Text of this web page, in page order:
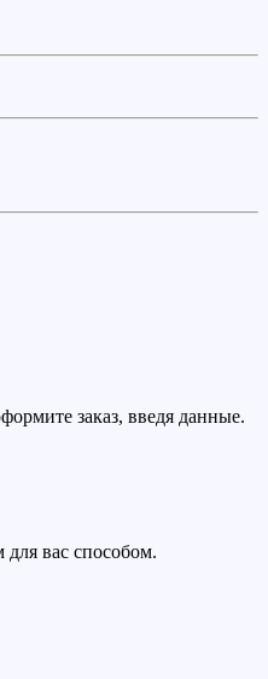
заказ, введя данные.
вас способом.